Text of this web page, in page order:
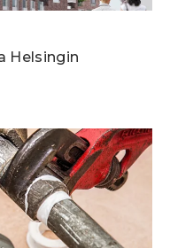
Helsingin